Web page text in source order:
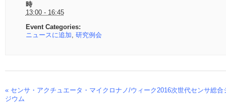
時
13:00 - 16:45
Event Categories:
ニュースに追加, 研究例会
Event
Navigation
« センサ・アクチュエータ・マイクロナノ/ウィーク2016次世代センサ総合
ジウム